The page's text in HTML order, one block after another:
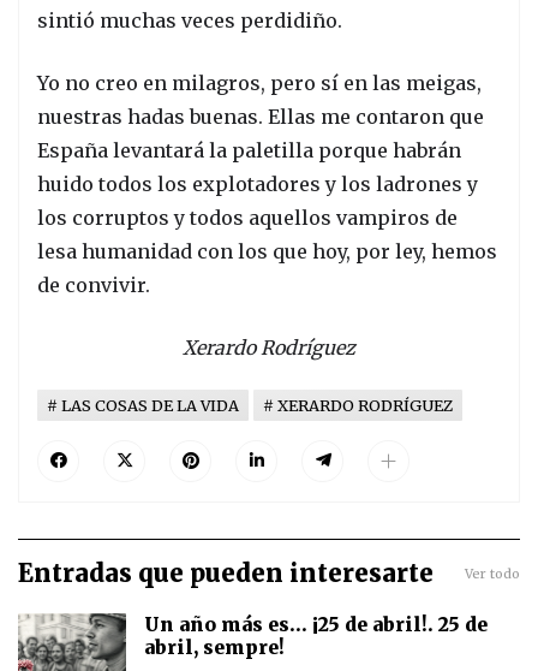
sintió muchas veces perdidiño.
Yo no creo en milagros, pero sí en las meigas,
nuestras hadas buenas. Ellas me contaron que
España levantará la paletilla porque habrán
huido todos los explotadores y los ladrones y
los corruptos y todos aquellos vampiros de
lesa humanidad con los que hoy, por ley, hemos
de convivir.
Xerardo Rodríguez
LAS COSAS DE LA VIDA XERARDO RODRÍGUEZ
Entradas que pueden interesarte Ver todo
Un año más es... ¡25 de abril!. 25 de
abril, sempre!